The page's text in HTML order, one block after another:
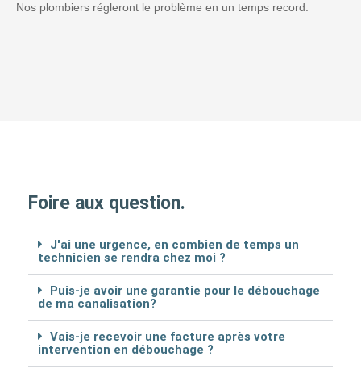
Nos plombiers régleront le problème en un temps record.
Foire aux question.
J'ai une urgence, en combien de temps un
technicien se rendra chez moi ?
Puis-je avoir une garantie pour le débouchage
de ma canalisation?
Vais-je recevoir une facture après votre
intervention en débouchage ?